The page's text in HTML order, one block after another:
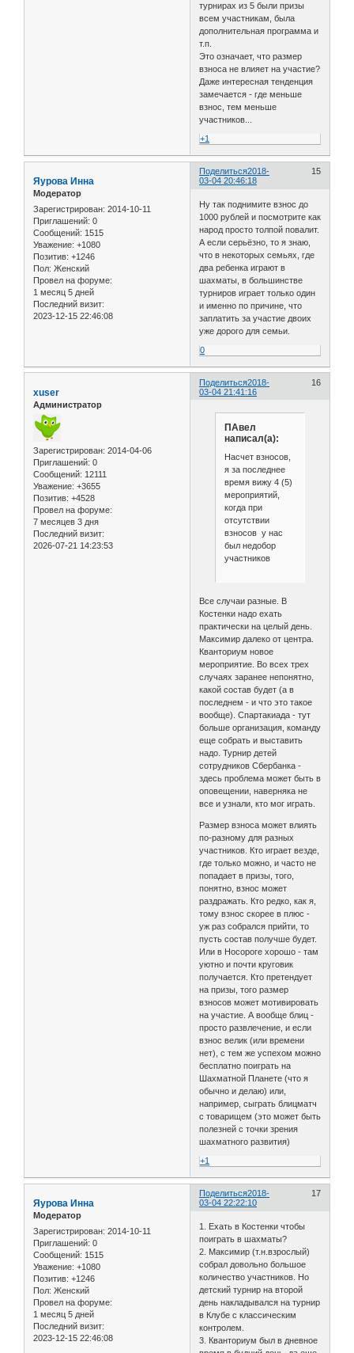
турнирах из 5 были призы
всем участникам, была
дополнительная программа и
т.п.
Это означает, что размер
взноса не влияет на участие?
Даже интересная тенденция
замечается - где меньше
взнос, тем меньше
участников...
+1
Поделиться 15
2018-
03-04 20:46:18
Яурова Инна
Модератор
Зарегистрирован: 2014-10-11
Приглашений: 0
Сообщений: 1515
Уважение: +1080
Позитив: +1246
Пол: Женский
Провел на форуме:
1 месяц 5 дней
Последний визит:
2023-12-15 22:46:08
Ну так поднимите взнос до
1000 рублей и посмотрите как
народ просто толпой повалит.
А если серьёзно, то я знаю,
что в некоторых семьях, где
два ребенка играют в
шахматы, в большинстве
турниров играет только один
и именно по причине, что
заплатить за участие двоих
уже дорого для семьи.
0
Поделиться 16
2018-
03-04 21:41:16
xuser
Администратор
Зарегистрирован: 2014-04-06
Приглашений: 0
Сообщений: 12111
Уважение: +3655
Позитив: +4528
Провел на форуме:
7 месяцев 3 дня
Последний визит:
2026-07-21 14:23:53
ПАвел
написал(а):
Насчет взносов,
я за последнее
время вижу 4 (5)
мероприятий,
когда при
отсутствии
взносов у нас
был недобор
участников
Все случаи разные. В
Костенки надо ехать
практически на целый день.
Максимир далеко от центра.
Кванториум новое
мероприятие. Во всех трех
случаях заранее непонятно,
какой состав будет (а в
последнем - и что это такое
вообще). Спартакиада - тут
больше организация, команду
еще собрать и выставить
надо. Турнир детей
сотрудников Сбербанка -
здесь проблема может быть в
оповещении, наверняка не
все и узнали, кто мог играть.
Размер взноса может влиять
по-разному для разных
участников. Кто играет везде,
где только можно, и часто не
попадает в призы, того,
понятно, взнос может
раздражать. Кто редко, как я,
тому взнос скорее в плюс -
уж раз собрался прийти, то
пусть состав получше будет.
Или в Носороге хорошо - там
уютно и почти круговик
получается. Кто претендует
на призы, того размер
взносов может мотивировать
на участие. А вообще блиц -
просто развлечение, и если
взнос велик (или времени
нет), с тем же успехом можно
бесплатно поиграть на
Шахматной Планете (что я
обычно и делаю) или,
например, сыграть блицматч
с товарищем (это может быть
полезней с точки зрения
шахматного развития)
+1
Поделиться 17
2018-
03-04 22:22:10
Яурова Инна
Модератор
Зарегистрирован: 2014-10-11
Приглашений: 0
Сообщений: 1515
Уважение: +1080
Позитив: +1246
Пол: Женский
Провел на форуме:
1 месяц 5 дней
Последний визит:
2023-12-15 22:46:08
1. Ехать в Костенки чтобы
поиграть в шахматы?
2. Максимир (т.н.взрослый)
собрал довольно большое
количество участников. Но
детский турнир на второй
день накладывался на турнир
в Клубе с классическим
контролем.
3. Кванториум был в дневное